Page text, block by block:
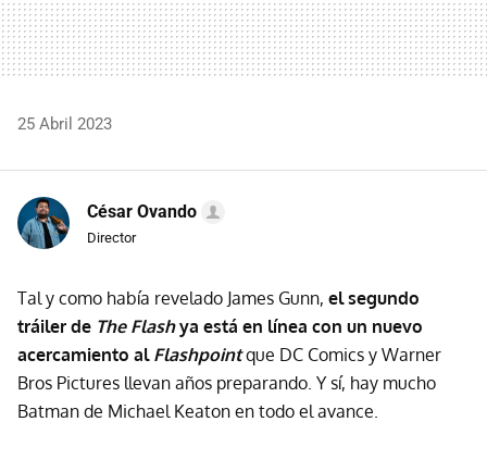
25 Abril 2023
César Ovando
Director
Tal y como había revelado James Gunn, el segundo
tráiler de The Flashya está en línea con un nuevo
acercamiento al Flashpoint que DC Comics y Warner
Bros Pictures llevan años preparando. Y sí, hay mucho
Batman de Michael Keaton en todo el avance.